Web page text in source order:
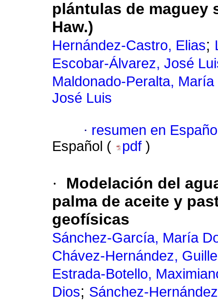
plántulas de maguey
Haw.)
Hernández-Castro, Elias;
Escobar-Álvarez, José
Maldonado-Peralta,
José Luis
· resumen en
Español (
pdf )
·
Modelación del
palma de aceite y
geofísicas
Sánchez-García, María
Chávez-Hernández,
Estrada-Botello,
Dios; Sánchez-